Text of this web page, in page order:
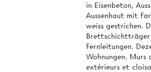
in Eisenbeton,
Aussenhaut mit
weiss gestrichen.
Fernleitungen.
Wohnungen. Murs
extérieurs et